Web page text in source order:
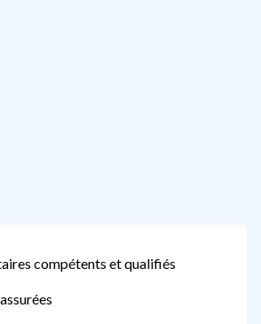
compétents et qualifiés